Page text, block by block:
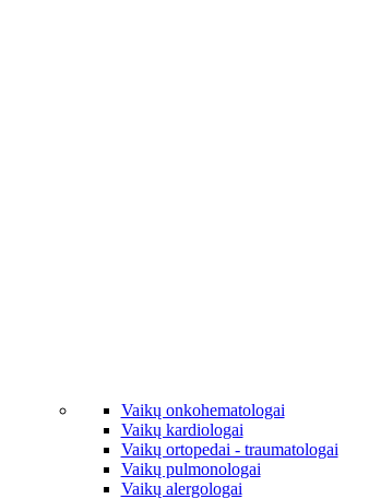
Vaikų onkohematologai
Vaikų kardiologai
Vaikų ortopedai - traumatologai
Vaikų pulmonologai
Vaikų alergologai